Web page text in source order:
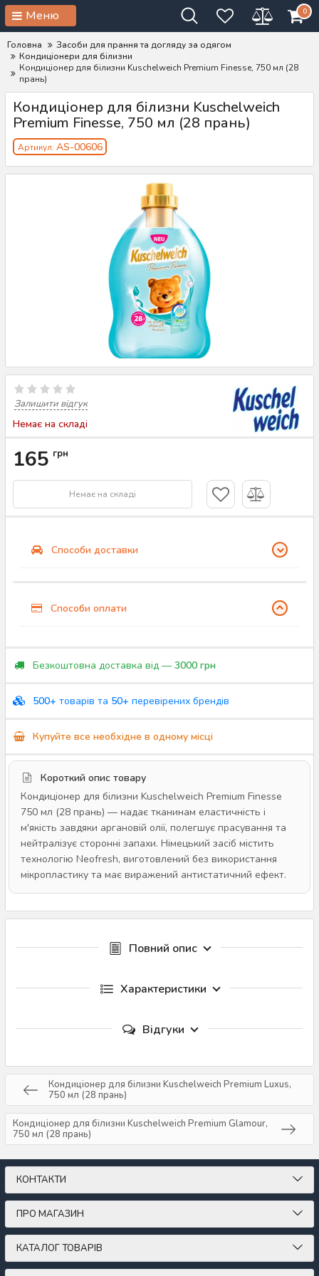
Меню 0
Головна
Засоби для прання та догляду за одягом
Кондиціонери для білизни
Кондиціонер для білизни Kuschelweich Premium Finesse, 750 мл (28
прань)
Кондиціонер для білизни Kuschelweich
Premium Finesse, 750 мл (28 прань)
Артикул: AS-00606
Залишити відгук
Немає на складі
165 грн
Немає на складі
Способи доставки
Способи оплати
Безкоштовна доставка від — 3000 грн
500+ товарів та 50+ перевірених брендів
Купуйте все необхідне в одному місці
Короткий опис товару
Кондиціонер для білизни Kuschelweich Premium Finesse
750 мл (28 прань) — надає тканинам еластичність і
м'якість завдяки аргановій олії, полегшує прасування та
нейтралізує сторонні запахи. Німецький засіб містить
технологію Neofresh, виготовлений без використання
мікропластику та має виражений антистатичний ефект.
Повний опис
Характеристики
Відгуки
Кондиціонер для білизни Kuschelweich Premium Luxus,
750 мл (28 прань)
Кондиціонер для білизни Kuschelweich Premium Glamour,
750 мл (28 прань)
КОНТАКТИ
ПРО МАГАЗИН
КАТАЛОГ ТОВАРІВ